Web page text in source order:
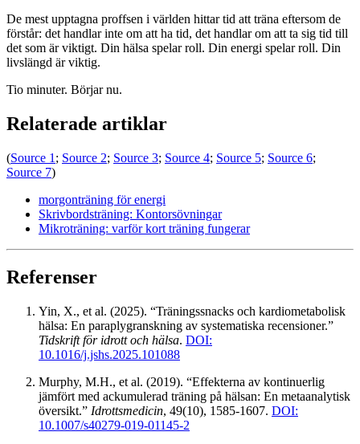
De mest upptagna proffsen i världen hittar tid att träna eftersom de
förstår: det handlar inte om att ha tid, det handlar om att ta sig tid till
det som är viktigt. Din hälsa spelar roll. Din energi spelar roll. Din
livslängd är viktig.
Tio minuter. Börjar nu.
Relaterade artiklar
(Source 1 ; Source 2; Source 3; Source 4; Source 5; Source 6;
Source 7)
morgonträning för energi
Skrivbordsträning: Kontorsövningar
Mikroträning: varför kort träning fungerar
Referenser
Yin, X., et al. (2025). “Träningssnacks och kardiometabolisk
hälsa: En paraplygranskning av systematiska recensioner.”
Tidskrift för idrott och hälsa. DOI:
10.1016/j.jshs.2025.101088
Murphy, M.H., et al. (2019). “Effekterna av kontinuerlig
jämfört med ackumulerad träning på hälsan: En metaanalytisk
översikt.” Idrottsmedicin, 49(10), 1585-1607. DOI:
10.1007/s40279-019-01145-2